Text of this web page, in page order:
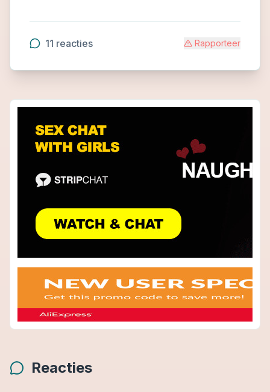
11 reacties Rapporteer
Reacties